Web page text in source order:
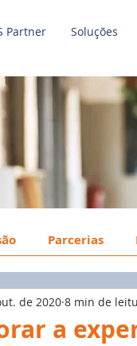
Partner Soluções
Parcerias
Trabalho
a
de 2020 8 min de